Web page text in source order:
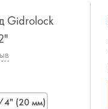
Gidrolock
(20 мм)